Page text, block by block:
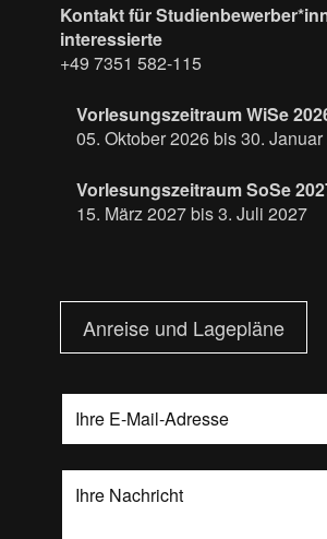
Kontakt für
interessierte
+49 7351 582-115
Vorlesungszeitraum WiSe
05. Oktober 2026 bis 30.
Vorlesungszeitraum SoSe
15. März 2027 bis 3. Juli 2027
Anreise und Lagepläne